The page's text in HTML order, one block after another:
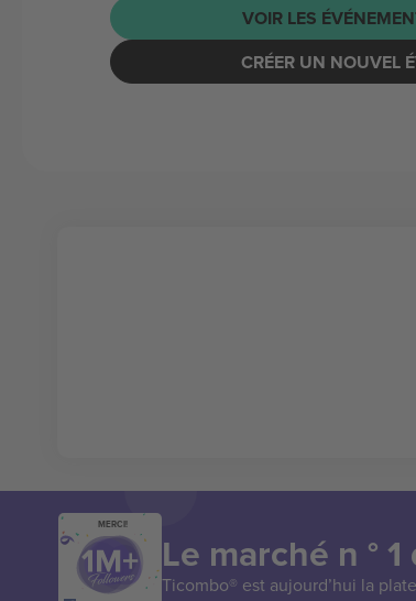
VOIR LES
CRÉER UN NOUVEL
MERCI!
Le marché n °
Ticombo® est aujourd’hui la